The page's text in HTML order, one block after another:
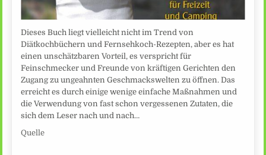
Dieses Buch liegt vielleicht nicht im Trend von
Diätkochbüchern und Fernsehkoch-Rezepten, aber es hat
einen unschätzbaren Vorteil, es verspricht für
Feinschmecker und Freunde von kräftigen Gerichten den
Zugang zu ungeahnten Geschmackswelten zu öffnen. Das
erreicht es durch einige wenige einfache Maßnahmen und
die Verwendung von fast schon vergessenen Zutaten, die
sich dem Leser nach und nach…
Quelle